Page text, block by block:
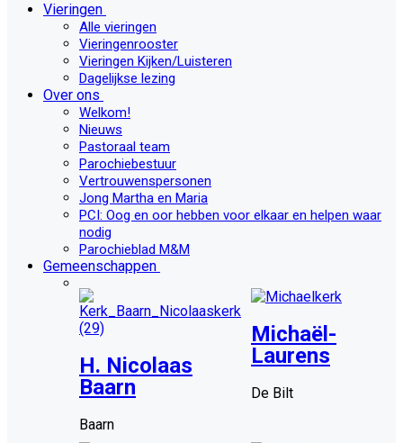
Vieringen
Alle vieringen
Vieringenrooster
Vieringen Kijken/Luisteren
Dagelijkse lezing
Over ons
Welkom!
Nieuws
Pastoraal team
Parochiebestuur
Vertrouwenspersonen
Jong Martha en Maria
PCI: Oog en oor hebben voor elkaar en helpen waar
nodig
Parochieblad M&M
Gemeenschappen
H. Nicolaas
Baarn
Baarn
Michaël-
Laurens
De Bilt